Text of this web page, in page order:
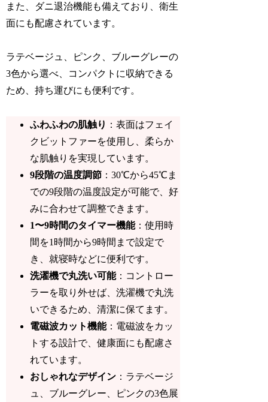
また、ダニ退治機能も備えており、衛生
面にも配慮されています。
ラテベージュ、ピンク、ブルーグレーの
3色から選べ、コンパクトに収納できる
ため、持ち運びにも便利です。
ふわふわの肌触り ：表面はフェイ
クビットファーを使用し、柔らか
な肌触りを実現しています。
9段階の温度調節 ：30℃から45℃ま
での9段階の温度設定が可能で、好
みに合わせて調整できます。
1〜9時間のタイマー機能：使用時
間を1時間から9時間まで設定で
き、就寝時などに便利です。
洗濯機で丸洗い可能：コントロー
ラーを取り外せば、洗濯機で丸洗
いできるため、清潔に保てます。
電磁波カット機能：電磁波をカッ
トする設計で、健康面にも配慮さ
れています。
おしゃれなデザイン ：ラテベージ
ュ、ブルーグレー、ピンクの3色展